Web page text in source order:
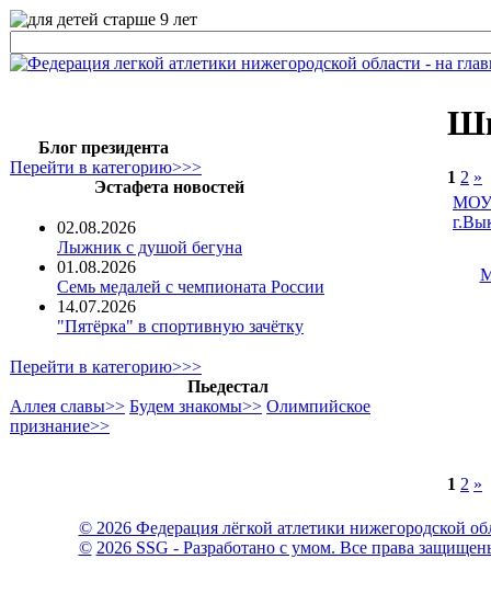
Блог президента
Перейти в категорию>>>
Эстафета новостей
02.08.2026
Лыжник с душой бегуна
01.08.2026
Семь медалей с чемпионата России
14.07.2026
"Пятёрка" в спортивную зачётку
Перейти в категорию>>>
Пьедестал
Аллея славы>> Будем знакомы>> Олимпийское
признание>>
1 2 »
МОУ
1 2 »
© 2026 Федерация лёгкой атлетики нижегородской
© 2026 SSG - Разработано с умом. Все права